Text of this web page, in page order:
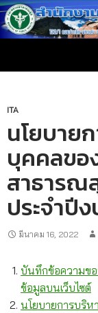
เนื้อหา
ITA
นโยบาย
บุคคลขอ
สาธารณ
ประจำปี
มีนาคม 16, 2022
บันทึกข้อความข
ข้อมูลบนเว็บไซต์
นโยบายการบริ